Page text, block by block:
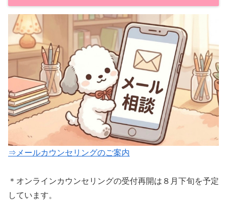
⇒メールカウンセリングのご案内
＊オンラインカウンセリングの受付再開は８月下旬を予定
しています。